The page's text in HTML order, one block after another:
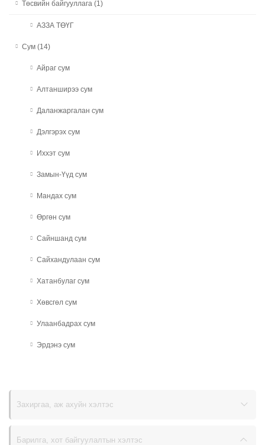
Төсвийн байгууллага (1)
АЗЗА ТӨҮГ
Сум (14)
Айраг сум
Алтанширээ сум
Даланжаргалан сум
Дэлгэрэх сум
Иххэт сум
Замын-Үүд сум
Мандах сум
Өргөн сум
Сайншанд сум
Сайхандулаан сум
Хатанбулаг сум
Хөвсгөл сум
Улаанбадрах сум
Эрдэнэ сум
Захиргаа, аж ахуйн хэлтэс
Барилга, хот байгуулалтын хэлтэс